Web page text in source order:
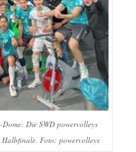
Die SWD powervolleys
Foto: powervolleys